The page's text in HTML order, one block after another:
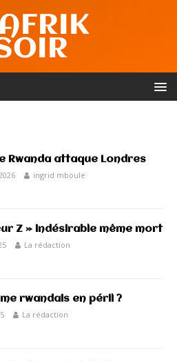
Rwanda attaque Londres
ingrid mboule
Z » indésirable même mort
La rédaction
rwandais en péril ?
La rédaction